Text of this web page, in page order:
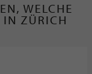
WELCHE
ZÜRICH